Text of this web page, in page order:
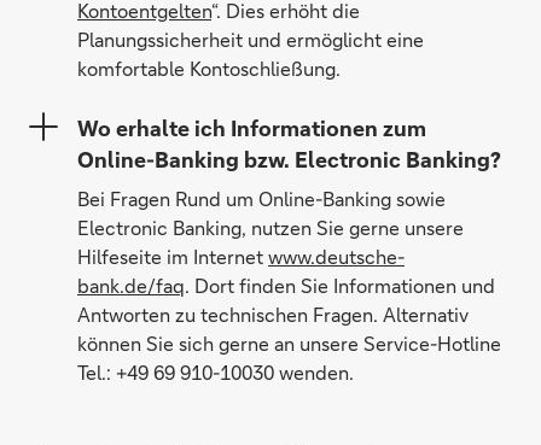
Kontoentgelten“. Dies erhöht die
Planungssicherheit und ermöglicht eine
komfortable Kontoschließung.
Wo erhalte ich Informationen zum
Online-Banking bzw. Electronic Banking?
Bei Fragen Rund um Online-Banking sowie
Electronic Banking, nutzen Sie gerne unsere
Hilfeseite im Internetwww.deutsche-
bank.de/faq. Dort finden Sie Informationen und
Antworten zu technischen Fragen. Alternativ
können Sie sich gerne an unsere Service-Hotline
Tel.: +49 69 910-10030 wenden.